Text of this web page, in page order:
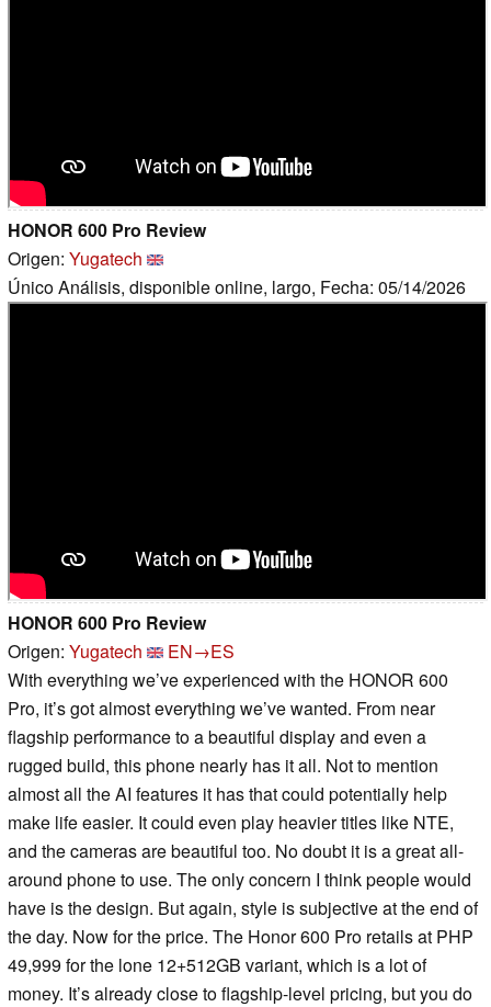
HONOR 600 Pro Review
Origen: Yugatech
Único Análisis, disponible online, largo, Fecha: 05/14/2026
HONOR 600 Pro Review
Origen: Yugatech
EN→ES
With everything we’ve experienced with the HONOR 600
Pro, it’s got almost everything we’ve wanted. From near
flagship performance to a beautiful display and even a
rugged build, this phone nearly has it all. Not to mention
almost all the AI features it has that could potentially help
make life easier. It could even play heavier titles like NTE,
and the cameras are beautiful too. No doubt it is a great all-
around phone to use. The only concern I think people would
have is the design. But again, style is subjective at the end of
the day. Now for the price. The Honor 600 Pro retails at PHP
49,999 for the lone 12+512GB variant, which is a lot of
money. It’s already close to flagship-level pricing, but you do